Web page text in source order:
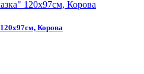
Корова